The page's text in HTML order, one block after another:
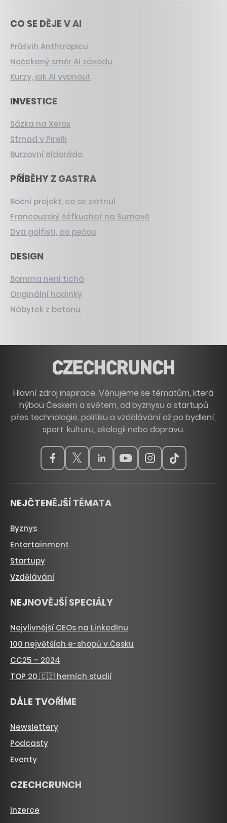
CO SE DĚJE V AI
Průšvih Anthtropicu
Nečekaný směr AI závodu
Kurzy, jak AI vypnout
INVESTICE
Sázka na Xerox
Strnad v Pirelli
Burzovní eldorádo
PŘÍBĚHY Z GASTRA
Boční projekt, co se zvrtnul
Francouzský šéfkuchař na Šumavě
Dva golfisti, co pečou
DESIGN
Bomma není tichá
Originální hodinky
Nábytek z betonu
Hlavní zdroj inspirace. Věnujeme se tématům, která
hýbou Českem a světem, od byznysu a startupů
přes technologie, politiku a vzdělávání až po bydlení,
sport, kulturu, ekologii nebo dopravu.
NEJČTENĚJŠÍ TÉMATA
Byznys
Entertainment
Startupy
Vzdělávání
NEJNOVĚJŠÍ SPECIÁLY
Nejvlivnější CEOs na LinkedInu
100 největších e-shopů v Česku
CC25 – 2024
TOP 20 🇨🇿 herních studií
DÁLE TVOŘÍME
Newslettery
Podcasty
Eventy
CZECHCRUNCH
Inzerce